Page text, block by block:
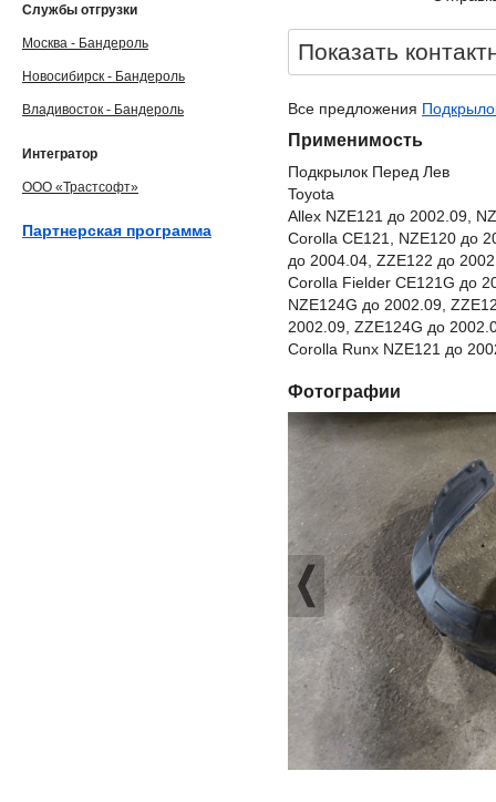
Показать
Все предложения
Применимость
Подкрылок Перед Лев
Toyota
Allex NZE121 до 2002.09,
Corolla CE121, NZE120 до
до 2004.04, ZZE122 до
Corolla Fielder CE121G до
NZE124G до 2002.09,
2002.09, ZZE124G до
Corolla Runx NZE121 до
Фотографии
Службы отгрузки
Москва - Бандероль
Новосибирск - Бандероль
Владивосток - Бандероль
Интегратор
ООО «Трастсофт»
Партнерская программа